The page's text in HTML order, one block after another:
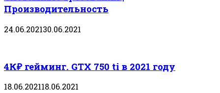
Производительность
24.06.202130.06.2021
4К₽ гейминг. GTX 750 ti в 2021 году
18.06.202118.06.2021